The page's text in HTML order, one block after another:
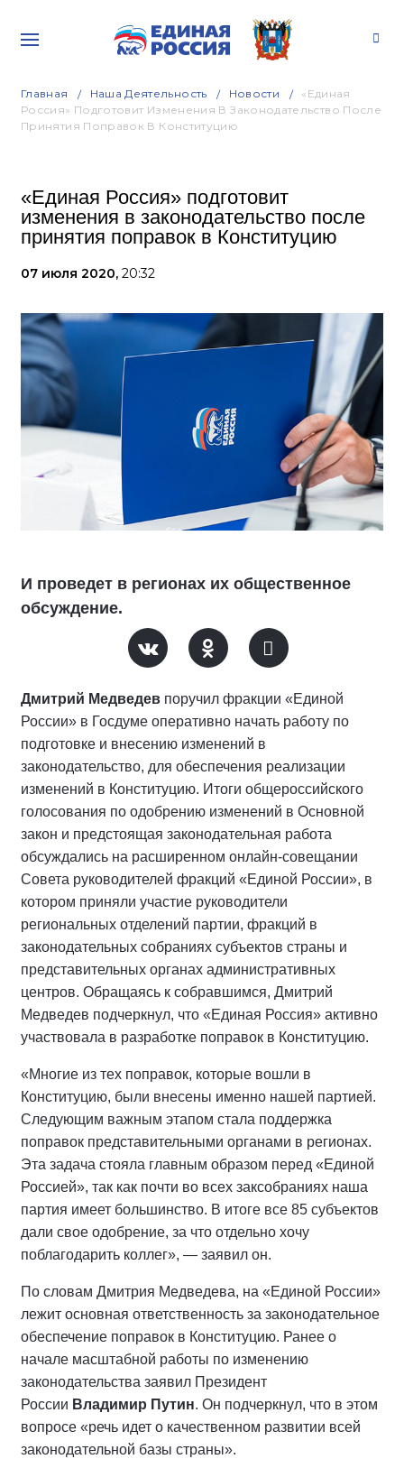
Главная Наша Деятельность Новости
«Единая
Россия» Подготовит Изменения В Законодательство После
Принятия Поправок В Конституцию
«Единая Россия» подготовит
изменения в законодательство после
принятия поправок в Конституцию
07 июля 2020, 20:32
И проведет в регионах их общественное
обсуждение.
Дмитрий Медведев поручил фракции «Единой
России» в Госдуме оперативно начать работу по
подготовке и внесению изменений в
законодательство, для обеспечения реализации
изменений в Конституцию. Итоги общероссийского
голосования по одобрению изменений в Основной
закон и предстоящая законодательная работа
обсуждались на расширенном онлайн-совещании
Совета руководителей фракций «Единой России», в
котором приняли участие руководители
региональных отделений партии, фракций в
законодательных собраниях субъектов страны и
представительных органах административных
центров. Обращаясь к собравшимся, Дмитрий
Медведев подчеркнул, что «Единая Россия» активно
участвовала в разработке поправок в Конституцию.
«Многие из тех поправок, которые вошли в
Конституцию, были внесены именно нашей партией.
Следующим важным этапом стала поддержка
поправок представительными органами в регионах.
Эта задача стояла главным образом перед «Единой
Россией», так как почти во всех заксобраниях наша
партия имеет большинство. В итоге все 85 субъектов
дали свое одобрение, за что отдельно хочу
поблагодарить коллег», — заявил он.
По словам Дмитрия Медведева, на «Единой России»
лежит основная ответственность за законодательное
обеспечение поправок в Конституцию. Ранее о
начале масштабной работы по изменению
законодательства заявил Президент
России Владимир Путин. Он подчеркнул, что в этом
вопросе «речь идет о качественном развитии всей
законодательной базы страны».